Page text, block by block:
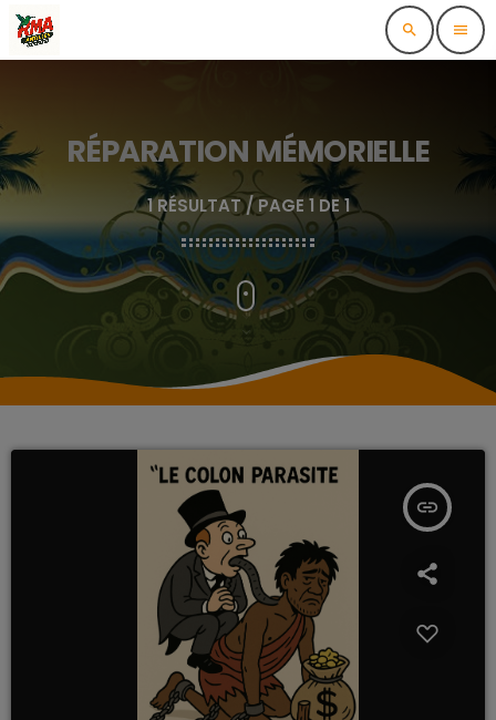
search menu
RÉPARATION MÉMORIELLE
1 RÉSULTAT / PAGE 1 DE 1
insert_link